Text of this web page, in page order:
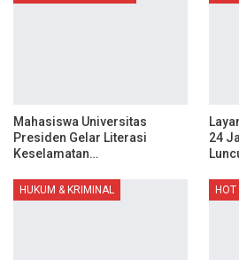
Mahasiswa Universitas
Presiden Gelar Literasi
Keselamatan…
24
HUKUM & KRIMINAL HOT